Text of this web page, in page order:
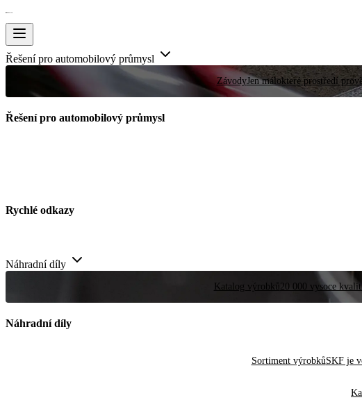
Řešení pro automobilový průmysl
ZávodyJen málokteré prostředí
Řešení pro automobilový průmysl
Rychlé odkazy
Náhradní díly
Katalog výrobků20 000 vysoce
Náhradní díly
Sortiment výrobkůSKF je